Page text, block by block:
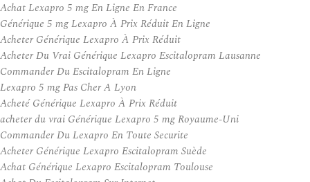
Achat Lexapro 5 mg En Ligne En France
Générique 5 mg Lexapro À Prix Réduit En Ligne
Acheter Générique Lexapro À Prix Réduit
Acheter Du Vrai Générique Lexapro Escitalopram Lausanne
Commander Du Escitalopram En Ligne
Lexapro 5 mg Pas Cher A Lyon
Acheté Générique Lexapro À Prix Réduit
acheter du vrai Générique Lexapro 5 mg Royaume-Uni
Commander Du Lexapro En Toute Securite
Acheter Générique Lexapro Escitalopram Suède
Achat Générique Lexapro Escitalopram Toulouse